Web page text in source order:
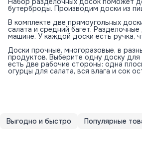
бутерброды. Производим доски из
В комплекте две прямоугольных
салата и средний багет.
машине. У каждой доски есть ручка,
Доски прочные, многоразовые, в
продуктов. Выберите одну доску
есть две рабочие стороны: одна
огурцы для салата, вся влага и сок
Выгодно и быстро Популярные